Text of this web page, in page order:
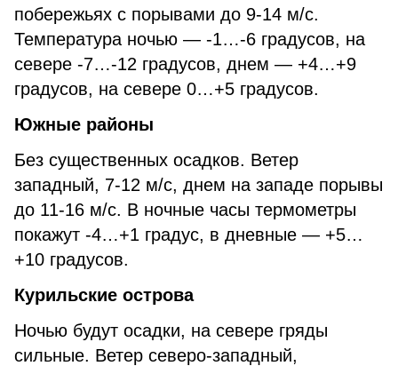
побережьях с порывами до 9-14 м/с.
Температура ночью — -1…-6 градусов, на
севере -7…-12 градусов, днем — +4…+9
градусов, на севере 0…+5 градусов.
Южные районы
Без существенных осадков. Ветер
западный, 7-12 м/с, днем на западе порывы
до 11-16 м/с. В ночные часы термометры
покажут -4…+1 градус, в дневные — +5…
+10 градусов.
Курильские острова
Ночью будут осадки, на севере гряды
сильные. Ветер северо-западный,